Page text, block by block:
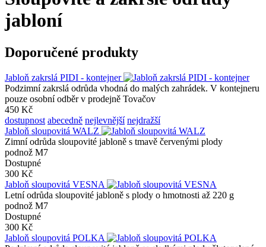
jabloní
Doporučené produkty
Jabloň zakrslá PIDI - kontejner
Podzimní zakrslá odrůda vhodná do malých zahrádek. V kontejneru
pouze osobní odběr v prodejně Tovačov
450 Kč
dostupnost abecedně nejlevnější nejdražší
Jabloň sloupovitá WALZ
Zimní odrůda sloupovité jabloně s tmavě červenými plody
podnož M7
Dostupné
300 Kč
Jabloň sloupovitá VESNA
Letní odrůda sloupovité jabloně s plody o hmotnosti až 220 g
podnož M7
Dostupné
300 Kč
Jabloň sloupovitá POLKA